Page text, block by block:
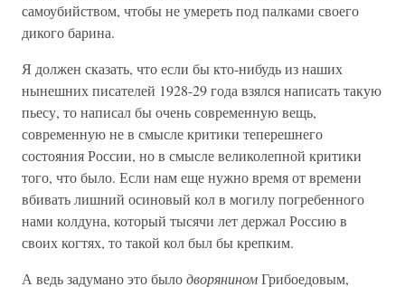
самоубийством, чтобы не умереть под палками своего
дикого барина.
Я должен сказать, что если бы кто-нибудь из наших
нынешних писателей 1928-29 года взялся написать такую
пьесу, то написал бы очень современную вещь,
современную не в смысле критики теперешнего
состояния России, но в смысле великолепной критики
того, что было. Если нам еще нужно время от времени
вбивать лишний осиновый кол в могилу погребенного
нами колдуна, который тысячи лет держал Россию в
своих когтях, то такой кол был бы крепким.
А ведь задумано это былодворяниномГрибоедовым,